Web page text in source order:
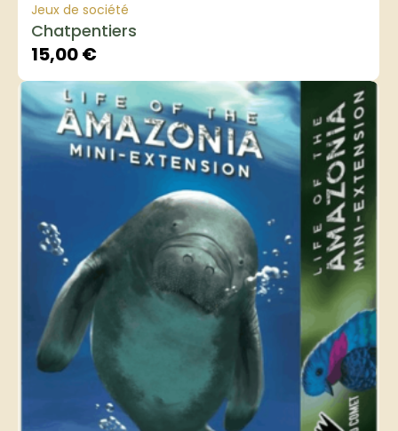
Jeux de société
Chatpentiers
15,00€